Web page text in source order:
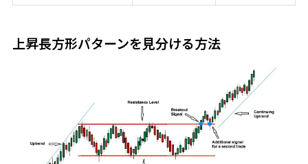
上昇長方形パターンを見分ける方法